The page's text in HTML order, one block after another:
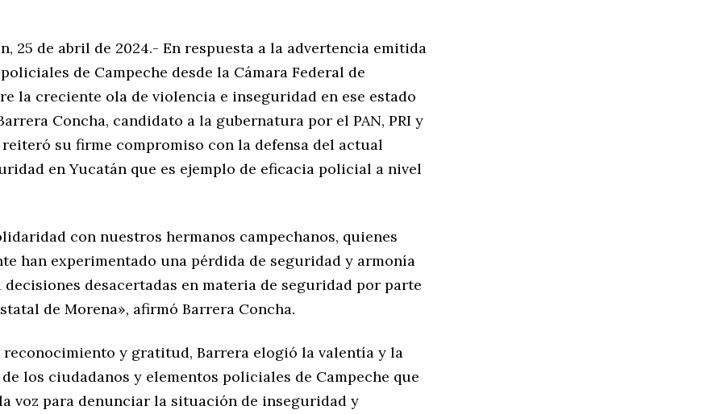
25 de abril de 2024.- En respuesta a la advertencia emitida
de Campeche desde la Cámara Federal de
la creciente ola de violencia e inseguridad en ese estado
Concha, candidato a la gubernatura por el PAN, PRI y
reiteró su firme compromiso con la defensa del actual
en Yucatán que es ejemplo de eficacia policial a nivel
con nuestros hermanos campechanos, quienes
han experimentado una pérdida de seguridad y armonía
decisiones desacertadas en materia de seguridad por parte
de Morena», afirmó Barrera Concha.
reconocimiento y gratitud, Barrera elogió la valentía y la
los ciudadanos y elementos policiales de Campeche que
voz para denunciar la situación de inseguridad y